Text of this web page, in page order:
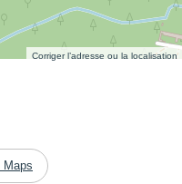
Corriger l’adresse ou la localisation
Maps